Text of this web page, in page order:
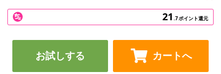
21 .7ポイント還元
お試しする カートへ